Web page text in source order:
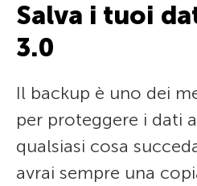
Salva i tuoi
3.0
Il backup è uno dei
per proteggere i dati
qualsiasi cosa
avrai sempre una